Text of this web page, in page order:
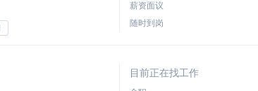
薪资面议
随时到岗
目前正在找工作